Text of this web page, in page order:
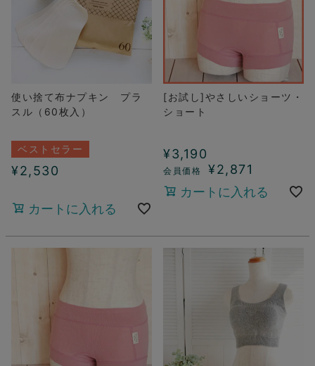
使い捨て布ナプキン プラ
スル（60枚入）
ベストセラー
¥2,530
カートに入れる
[お試し]やさしいショーツ・
ショート
¥3,190
¥2,871
カートに入れる